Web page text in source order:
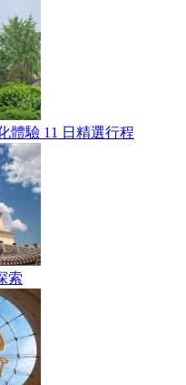
體驗 11 日精選行程
索